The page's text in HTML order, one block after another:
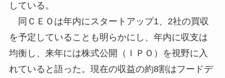
している。
同ＣＥＯは年内にスタートアップ1、2社の買収
を予定していることも明らかにし、年内に収支は
均衡し、来年には株式公開（ＩＰＯ）を視野に入
れていると語った。現在の収益の約8割はフードデ